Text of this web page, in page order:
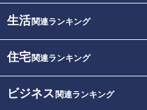
生活関連ランキング
住宅関連ランキング
ビジネス 関連ランキング